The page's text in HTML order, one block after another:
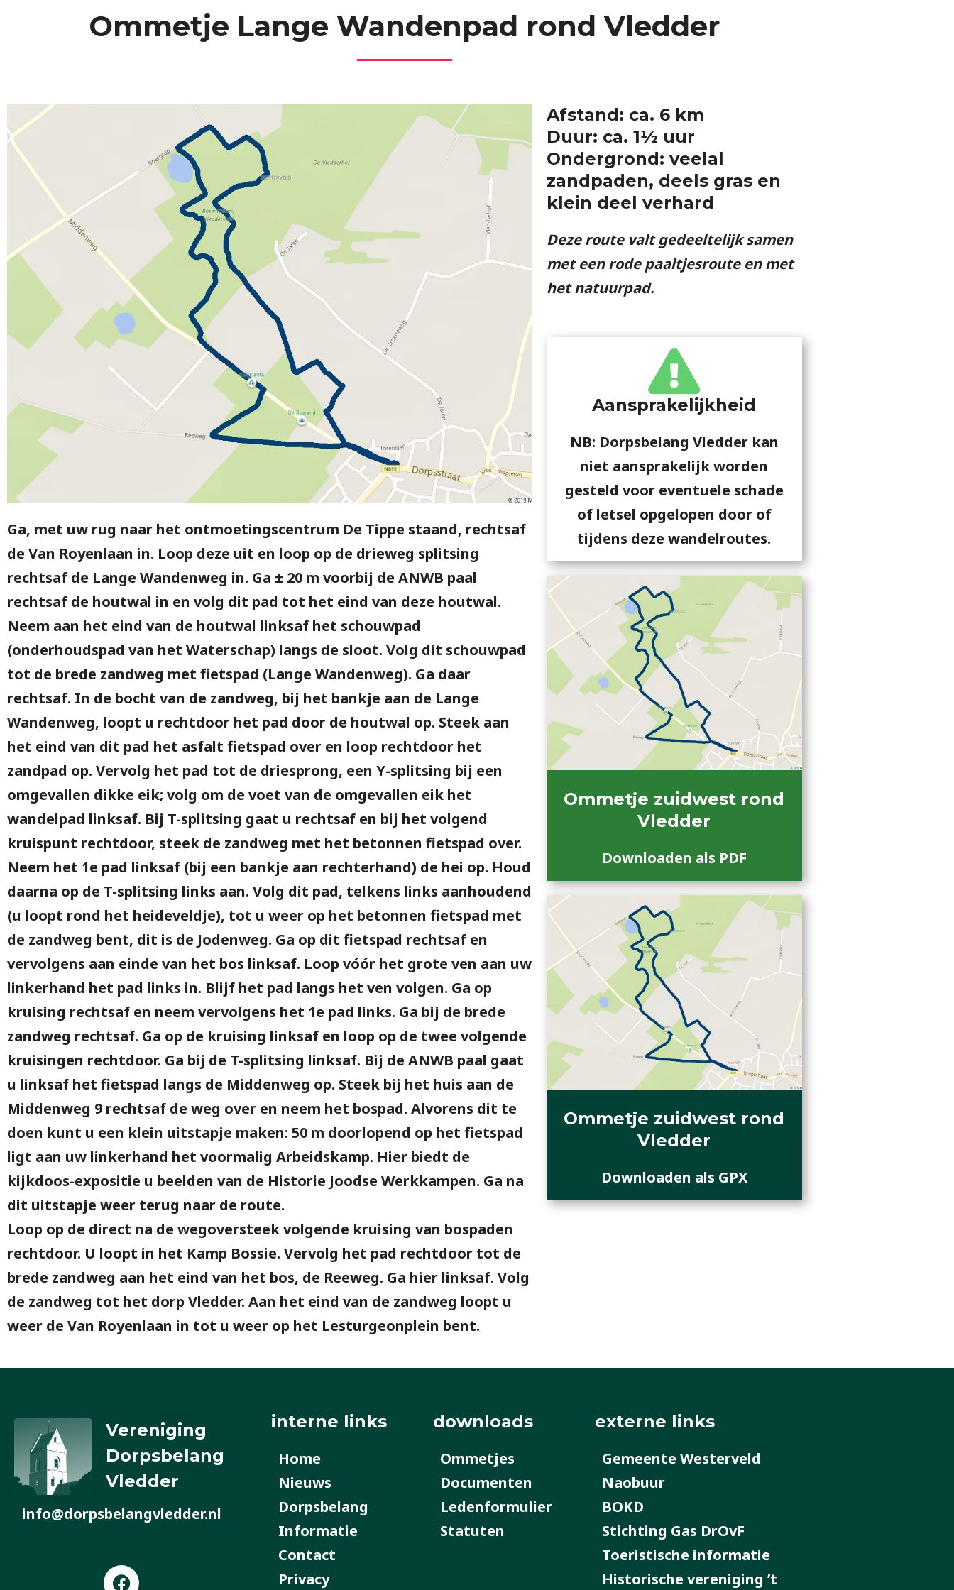
Ommetje Lange Wandenpad rond Vledder
Ga, met uw rug naar het ontmoetingscentrum De Tippe staand, rechtsaf
de Van Royenlaan in. Loop deze uit en loop op de drieweg splitsing
rechtsaf de Lange Wandenweg in. Ga ± 20 m voorbij de ANWB paal
rechtsaf de houtwal in en volg dit pad tot het eind van deze houtwal.
Neem aan het eind van de houtwal linksaf het schouwpad
(onderhoudspad van het Waterschap) langs de sloot. Volg dit schouwpad
tot de brede zandweg met fietspad (Lange Wandenweg). Ga daar
rechtsaf. In de bocht van de zandweg, bij het bankje aan de Lange
Wandenweg, loopt u rechtdoor het pad door de houtwal op. Steek aan
het eind van dit pad het asfalt fietspad over en loop rechtdoor het
zandpad op. Vervolg het pad tot de driesprong, een Y-splitsing bij een
omgevallen dikke eik; volg om de voet van de omgevallen eik het
wandelpad linksaf. Bij T-splitsing gaat u rechtsaf en bij het volgend
kruispunt rechtdoor, steek de zandweg met het betonnen fietspad over.
Neem het 1e pad linksaf (bij een bankje aan rechterhand) de hei op. Houd
daarna op de T-splitsing links aan. Volg dit pad, telkens links aanhoudend
(u loopt rond het heideveldje), tot u weer op het betonnen fietspad met
de zandweg bent, dit is de Jodenweg. Ga op dit fietspad rechtsaf en
vervolgens aan einde van het bos linksaf. Loop vóór het grote ven aan uw
linkerhand het pad links in. Blijf het pad langs het ven volgen. Ga op
kruising rechtsaf en neem vervolgens het 1e pad links. Ga bij de brede
zandweg rechtsaf. Ga op de kruising linksaf en loop op de twee volgende
kruisingen rechtdoor. Ga bij de T-splitsing linksaf. Bij de ANWB paal gaat
u linksaf het fietspad langs de Middenweg op. Steek bij het huis aan de
Middenweg 9 rechtsaf de weg over en neem het bospad. Alvorens dit te
doen kunt u een klein uitstapje maken: 50 m doorlopend op het fietspad
ligt aan uw linkerhand het voormalig Arbeidskamp. Hier biedt de
kijkdoos-expositie u beelden van de Historie Joodse Werkkampen. Ga na
dit uitstapje weer terug naar de route.
Loop op de direct na de wegoversteek volgende kruising van bospaden
rechtdoor. U loopt in het Kamp Bossie. Vervolg het pad rechtdoor tot de
brede zandweg aan het eind van het bos, de Reeweg. Ga hier linksaf. Volg
de zandweg tot het dorp Vledder. Aan het eind van de zandweg loopt u
weer de Van Royenlaan in tot u weer op het Lesturgeonplein bent.
Afstand: ca. 6 km
Duur: ca. 1½ uur
Ondergrond: veelal
zandpaden, deels gras en
klein deel verhard
Deze route valt gedeeltelijk samen
met een rode paaltjesroute en met
het natuurpad.
Aansprakelijkheid
NB: Dorpsbelang Vledder kan
niet aansprakelijk worden
gesteld voor eventuele schade
of letsel opgelopen door of
tijdens deze wandelroutes.​
Ommetje zuidwest rond
Vledder
Downloaden als PDF
Ommetje zuidwest rond
Vledder
Downloaden als GPX
Vereniging
Dorpsbelang
Vledder
info@dorpsbelangvledder.nl
F
interne links
Home
Nieuws
Dorpsbelang
Informatie
Contact
Privacy
downloads
Ommetjes
Documenten
Ledenformulier
Statuten
externe links
Gemeente Westerveld
Naobuur
BOKD
Stichting Gas DrOvF
Toeristische informatie
Historische vereniging ’t